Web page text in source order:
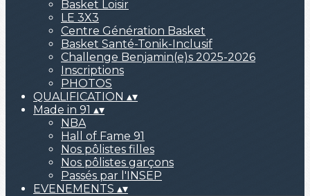
Basket Loisir
LE 3X3
Centre Génération Basket
Basket Santé-Tonik-Inclusif
Challenge Benjamin(e)s 2025-2026
Inscriptions
PHOTOS
QUALIFICATION ▴▾
Made in 91 ▴▾
NBA
Hall of Fame 91
Nos pôlistes filles
Nos pôlistes garçons
Passés par l'INSEP
EVENEMENTS ▴▾